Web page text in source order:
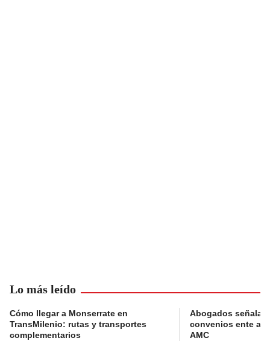
Lo más leído
Cómo llegar a Monserrate en
TransMilenio: rutas y transportes
complementarios
Abogados
convenios ente
AMC